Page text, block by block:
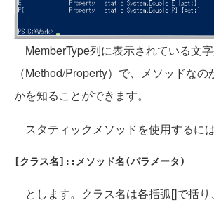
MemberType列に表示されている文
（Method/Property）で、メソッドな
かを知ることができます。
スタティックメソッドを使用するに
[クラス名]::メソッド名(パラメータ)
とします。クラス名は各括弧[]で括り